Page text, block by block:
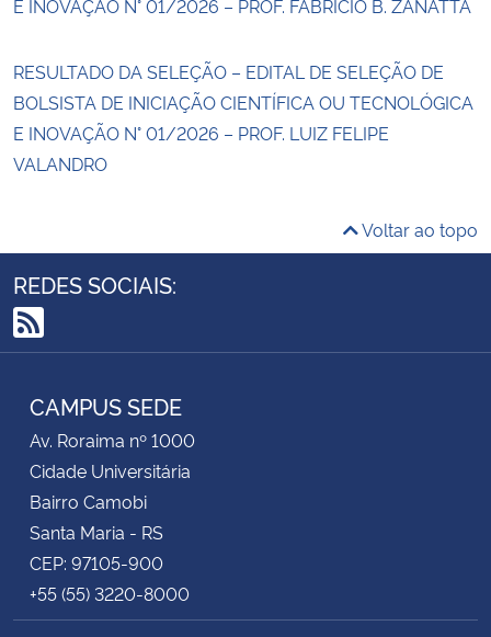
E INOVAÇÃO N° 01/2026 – PROF. FABRICIO B. ZANATTA
RESULTADO DA SELEÇÃO – EDITAL DE SELEÇÃO DE
BOLSISTA DE INICIAÇÃO CIENTÍFICA OU TECNOLÓGICA
E INOVAÇÃO N° 01/2026 – PROF. LUIZ FELIPE
VALANDRO
Voltar ao topo
REDES SOCIAIS:
RSS
CAMPUS SEDE
Av. Roraima nº 1000
Cidade Universitária
Bairro Camobi
Santa Maria - RS
CEP: 97105-900
+55 (55) 3220-8000